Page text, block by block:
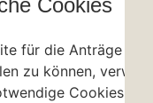
Cookies
für die Anträge
zu können,
Cookies.